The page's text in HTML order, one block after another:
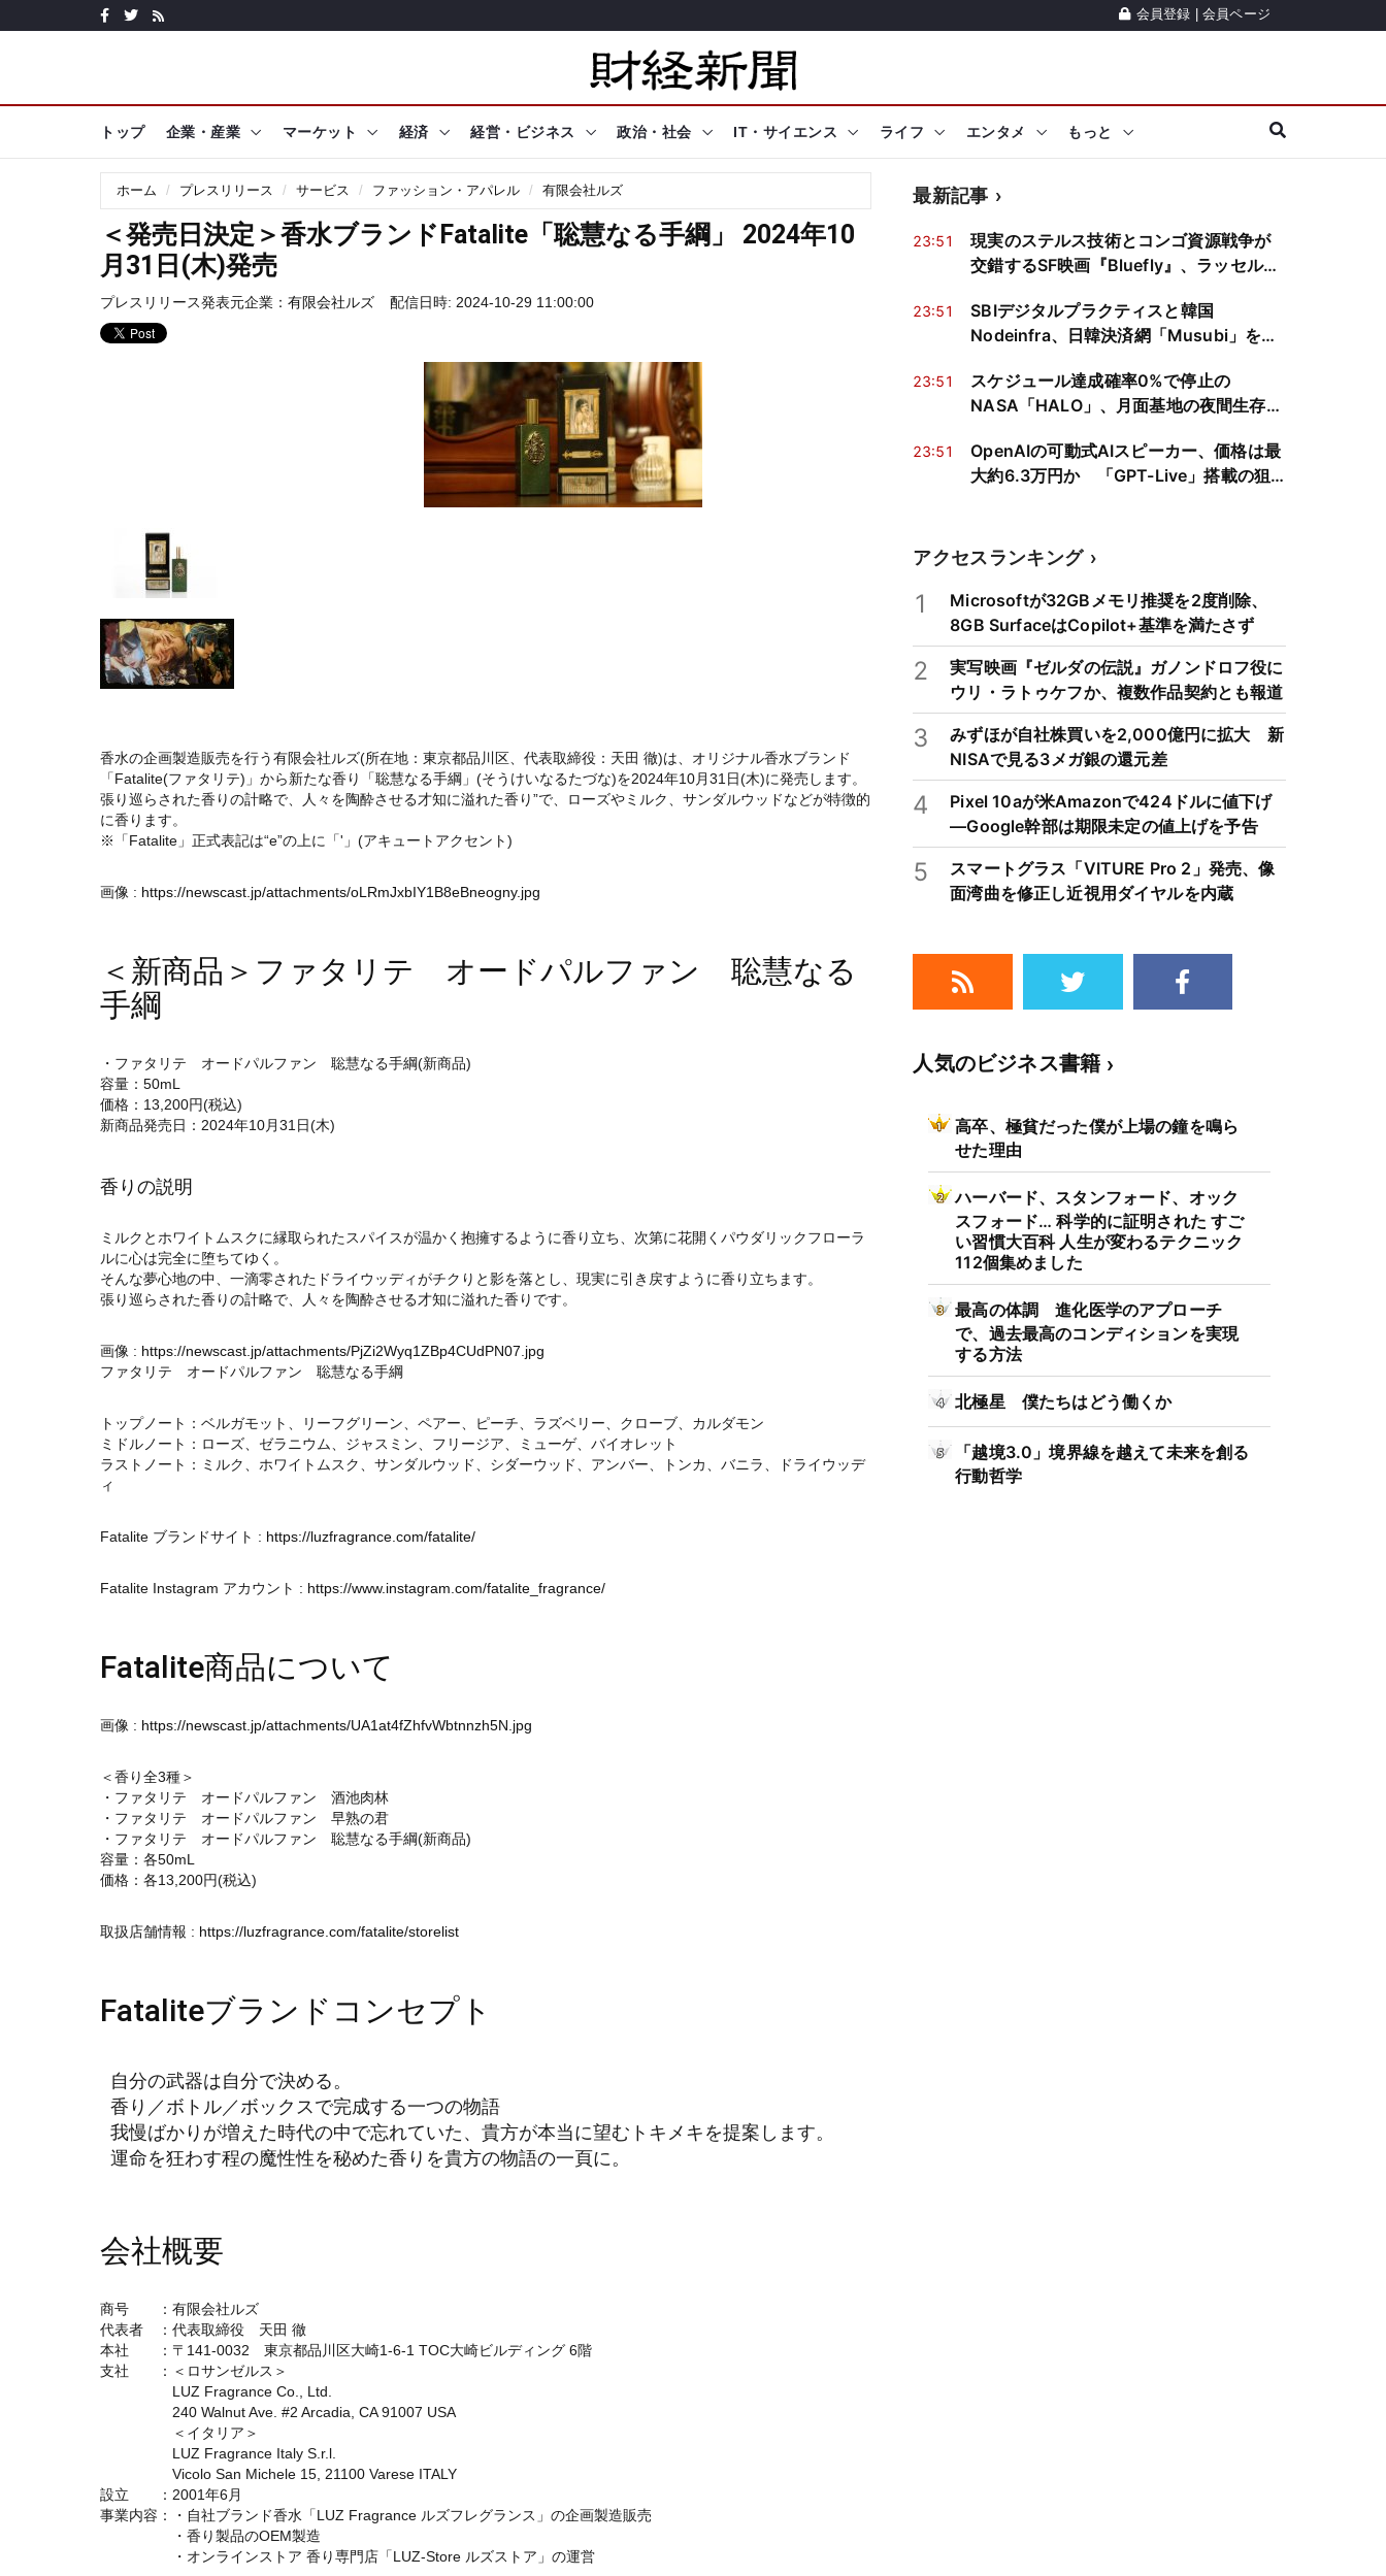
会員登録 会員ページ
トップ 企業・産業 マーケット 経済 経営・ビジネス 政治・社会 IT・サイエンス ライフ エンタメ もっと
ホーム プレスリリース サービス ファッション・アパレル 有限会社ルズ
＜発売日決定＞香水ブランドFatalite「聡慧なる手綱」 2024年10
月31日(木)発売
プレスリリース発表元企業： 有限会社ルズ 配信日時: 2024-10-29 11:00:00
香水の企画製造販売を行う有限会社ルズ(所在地：東京都品川区、代表取締役：天田 徹)は、オリジナル香水ブランド
「Fatalite(ファタリテ)」から新たな香り「聡慧なる手綱」(そうけいなるたづな)を2024年10月31日(木)に発売します。
張り巡らされた香りの計略で、人々を陶酔させる才知に溢れた香り”で、ローズやミルク、サンダルウッドなどが特徴的
に香ります。
※「Fatalite」正式表記は“e”の上に「'」(アキュートアクセント)
画像 : https://newscast.jp/attachments/oLRmJxbIY1B8eBneogny.jpg
＜新商品＞ファタリテ オードパルファン 聡慧なる
手綱
・ファタリテ オードパルファン 聡慧なる手綱(新商品)
容量：50mL
価格：13,200円(税込)
新商品発売日：2024年10月31日(木)
香りの説明
ミルクとホワイトムスクに縁取られたスパイスが温かく抱擁するように香り立ち、次第に花開くパウダリックフローラ
ルに心は完全に堕ちてゆく。
そんな夢心地の中、一滴零されたドライウッディがチクりと影を落とし、現実に引き戻すように香り立ちます。
張り巡らされた香りの計略で、人々を陶酔させる才知に溢れた香りです。
画像 : https://newscast.jp/attachments/PjZi2Wyq1ZBp4CUdPN07.jpg
ファタリテ オードパルファン 聡慧なる手綱
トップノート：ベルガモット、リーフグリーン、ペアー、ピーチ、ラズベリー、クローブ、カルダモン
ミドルノート：ローズ、ゼラニウム、ジャスミン、フリージア、ミューゲ、バイオレット
ラストノート：ミルク、ホワイトムスク、サンダルウッド、シダーウッド、アンバー、トンカ、バニラ、ドライウッデ
ィ
Fatalite ブランドサイト : https://luzfragrance.com/fatalite/
Fatalite Instagram アカウント : https://www.instagram.com/fatalite_fragrance/
Fatalite商品について
画像 : https://newscast.jp/attachments/UA1at4fZhfvWbtnnzh5N.jpg
＜香り全3種＞
・ファタリテ オードパルファン 酒池肉林
・ファタリテ オードパルファン 早熟の君
・ファタリテ オードパルファン 聡慧なる手綱(新商品)
容量：各50mL
価格：各13,200円(税込)
取扱店舗情報 : https://luzfragrance.com/fatalite/storelist
Fataliteブランドコンセプト
自分の武器は自分で決める。
香り／ボトル／ボックスで完成する一つの物語
我慢ばかりが増えた時代の中で忘れていた、貴方が本当に望むトキメキを提案します。
運命を狂わす程の魔性性を秘めた香りを貴方の物語の一頁に。
会社概要
商号 ：有限会社ルズ
代表者 ：代表取締役 天田 徹
本社 ：〒141-0032 東京都品川区大崎1-6-1 TOC大崎ビルディング 6階
支社 ：＜ロサンゼルス＞
LUZ Fragrance Co., Ltd.
240 Walnut Ave. #2 Arcadia, CA 91007 USA
＜イタリア＞
LUZ Fragrance Italy S.r.l.
Vicolo San Michele 15, 21100 Varese ITALY
設立 ：2001年6月
事業内容：・自社ブランド香水「LUZ Fragrance ルズフレグランス」の企画製造販売
・香り製品のOEM製造
・オンラインストア 香り専門店「LUZ-Store ルズストア」の運営
最新記事
23:51
現実のステルス技術とコンゴ資源戦争が
交錯するSF映画『Bluefly』、ラッセル・
23:51
SBIデジタルプラクティスと韓国
Nodeinfra、日韓決済網「Musubi」を共
23:51
スケジュール達成確率0%で停止の
NASA「HALO」、月面基地の夜間生存実
23:51
OpenAIの可動式AIスピーカー、価格は最
大約6.3万円か 「GPT-Live」搭載の狙
アクセスランキング
1
Microsoftが32GBメモリ推奨を2度削除、
8GB SurfaceはCopilot+基準を満たさず
2
実写映画『ゼルダの伝説』ガノンドロフ役に
ウリ・ラトゥケフか、複数作品契約とも報道
3
みずほが自社株買いを2,000億円に拡大 新
NISAで見る3メガ銀の還元差
4
Pixel 10aが米Amazonで424ドルに値下げ
―Google幹部は期限未定の値上げを予告
5
スマートグラス「VITURE Pro 2」発売、像
面湾曲を修正し近視用ダイヤルを内蔵
人気のビジネス書籍
高卒、極貧だった僕が上場の鐘を鳴ら
せた理由
ハーバード、スタンフォード、オック
スフォード… 科学的に証明された すご
い習慣大百科 人生が変わるテクニック
112個集めました
最高の体調 進化医学のアプローチ
で、過去最高のコンディションを実現
する方法
北極星 僕たちはどう働くか
「越境3.0」境界線を越えて未来を創る
行動哲学